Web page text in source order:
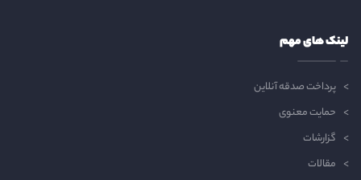
لینک های مهم
پرداخت صدقه آنلاین
حمایت معنوی
گزارشات
مقالات